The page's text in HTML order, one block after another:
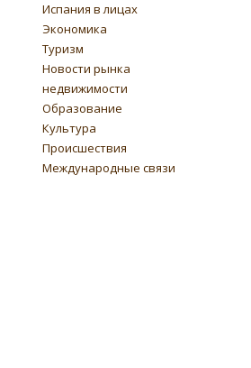
Испания в лицах
Экономика
Туризм
Новости рынка
недвижимости
Образование
Культура
Происшествия
Международные связи